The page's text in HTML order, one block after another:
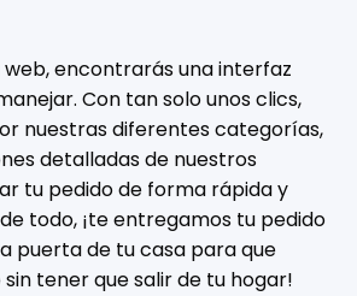
web, encontrarás una interfaz
Con tan solo unos clics,
nuestras diferentes categorías,
detalladas de nuestros
tu pedido de forma rápida y
todo, ¡te entregamos tu pedido
puerta de tu casa para que
tener que salir de tu hogar!